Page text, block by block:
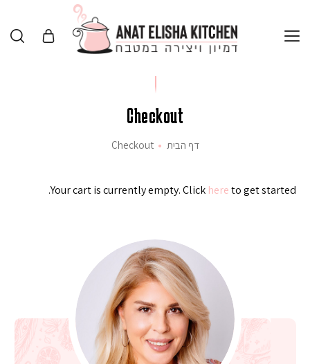
Checkout
דף הבית Checkout
Your cart is currently empty. Click hereto get started.